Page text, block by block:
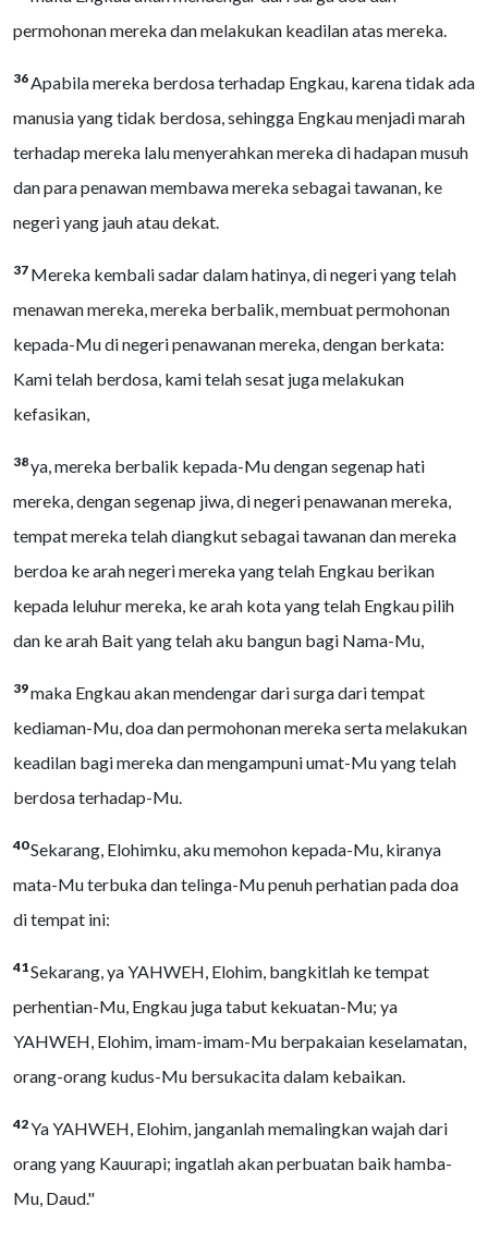
permohonan mereka dan melakukan keadilan atas mereka.
36Apabila mereka berdosa terhadap Engkau, karena tidak ada
manusia yang tidak berdosa, sehingga Engkau menjadi marah
terhadap mereka lalu menyerahkan mereka di hadapan musuh
dan para penawan membawa mereka sebagai tawanan, ke
negeri yang jauh atau dekat.
37 Mereka kembali sadar dalam hatinya, di negeri yang telah
menawan mereka, mereka berbalik, membuat permohonan
kepada-Mu di negeri penawanan mereka, dengan berkata:
Kami telah berdosa, kami telah sesat juga melakukan
kefasikan,
38ya, mereka berbalik kepada-Mu dengan segenap hati
mereka, dengan segenap jiwa, di negeri penawanan mereka,
tempat mereka telah diangkut sebagai tawanan dan mereka
berdoa ke arah negeri mereka yang telah Engkau berikan
kepada leluhur mereka, ke arah kota yang telah Engkau pilih
dan ke arah Bait yang telah aku bangun bagi Nama-Mu,
39maka Engkau akan mendengar dari surga dari tempat
kediaman-Mu, doa dan permohonan mereka serta melakukan
keadilan bagi mereka dan mengampuni umat-Mu yang telah
berdosa terhadap-Mu.
40Sekarang, Elohimku, aku memohon kepada-Mu, kiranya
mata-Mu terbuka dan telinga-Mu penuh perhatian pada doa
di tempat ini:
41Sekarang, ya YAHWEH, Elohim, bangkitlah ke tempat
perhentian-Mu, Engkau juga tabut kekuatan-Mu; ya
YAHWEH, Elohim, imam-imam-Mu berpakaian keselamatan,
orang-orang kudus-Mu bersukacita dalam kebaikan.
42Ya YAHWEH, Elohim, janganlah memalingkan wajah dari
orang yang Kauurapi; ingatlah akan perbuatan baik hamba-
Mu, Daud."